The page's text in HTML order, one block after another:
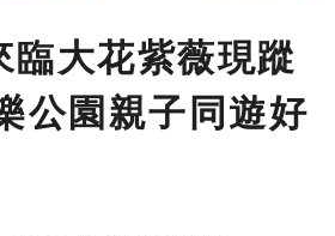
臨大花紫薇現蹤
公園親子同遊好